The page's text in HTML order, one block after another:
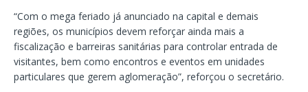
“Com o mega feriado já anunciado na capital e demais
regiões, os municípios devem reforçar ainda mais a
fiscalização e barreiras sanitárias para controlar entrada de
visitantes, bem como encontros e eventos em unidades
particulares que gerem aglomeração”, reforçou o secretário.